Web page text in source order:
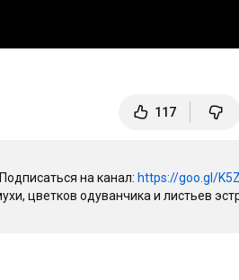
117
Подписаться на канал: https://goo.gl/